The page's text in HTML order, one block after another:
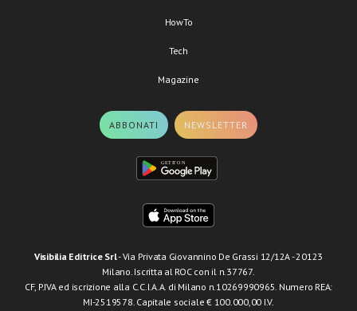
HowTo
Tech
Magazine
ABBONATI NEWSLETTER
Visibilia Editrice Srl- Via Privata Giovannino De Grassi 12/12A - 20123
Milano. Iscritta al ROC con il n.37767.
CF, P.IVA ed iscrizione alla C.C.I.A.A. di Milano n.10269990965. Numero REA:
MI-2519578. Capitale sociale € 100.000,00 I.V.